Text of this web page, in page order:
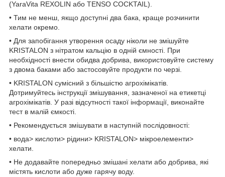
(YaraVitа REXOLIN або TENSO COCKTAIL).
• Тим не менш, якщо доступні два бака, краще розчинити
хелати окремо.
• Для запобігання утворення осаду ніколи не змішуйте
KRISTALON з нітратом кальцію в одній ємності. При
необхідності внести обидва добрива, використовуйте систему
з двома баками або застосовуйте продукти по черзі.
• KRISTALON сумісний з більшістю агрохімікатів.
Дотримуйтесь інструкції змішування, зазначеної на етикетці
агрохімікатів. У разі відсутності такої інформації, виконайте
тест в малій ємкості.
• Рекомендується змішувати в наступній послідовності:
• вода> кислоти> рідини> KRISTALON> мікроелементи>
хелати.
• Не додавайте попередньо змішані хелати або добрива, які
містять кислоти або дуже гарячу воду.